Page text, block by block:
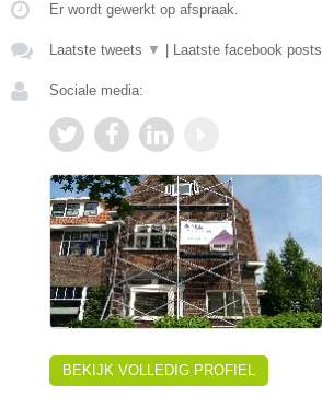
Er wordt gewerkt op afspraak.
Laatste tweets ▼ Laatste facebook posts
Sociale media:
BEKIJK VOLLEDIG PROFIEL